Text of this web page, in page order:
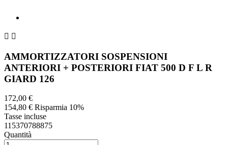
 
AMMORTIZZATORI SOSPENSIONI
ANTERIORI + POSTERIORI FIAT 500 D F L R
GIARD 126
172,00 €
154,80 € Risparmia 10%
Tasse incluse
115370788875
Quantità